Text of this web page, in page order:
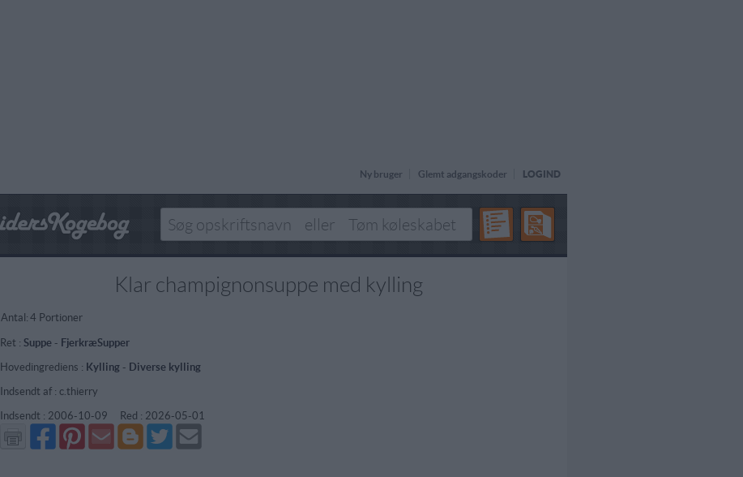
Ny bruger Glemt adgangskoder LOGIND
Klar champignonsuppe med kylling
Antal: 4 Portioner
Ret : Suppe- FjerkræSupper
Hovedingrediens : Kylling- Diverse kylling
Indsendt af : c.thierry
Indsendt : 2006-10-09 Red : 2026-05-01
Del
på
Facebook
Del
på
Pinterest
Send
via
GMail
Del
på
Blogger
Del
på
Twitter
Send
mail